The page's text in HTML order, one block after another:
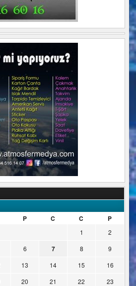
P C C P
1
2
6 7 8
9
13 14 15
16
20 21 22
23